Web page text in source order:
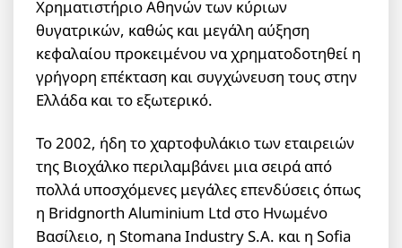
Χρηματιστήριο Αθηνών των κύριων
θυγατρικών, καθώς και μεγάλη αύξηση
κεφαλαίου προκειμένου να χρηματοδοτηθεί η
γρήγορη επέκταση και συγχώνευση τους στην
Ελλάδα και το εξωτερικό.
Το 2002, ήδη το χαρτοφυλάκιο των εταιρειών
της Βιοχάλκο περιλαμβάνει μια σειρά από
πολλά υποσχόμενες μεγάλες επενδύσεις όπως
η Bridgnorth Aluminium Ltd στο Ηνωμένο
Βασίλειο, η Stomana Industry S.A. και η Sofia